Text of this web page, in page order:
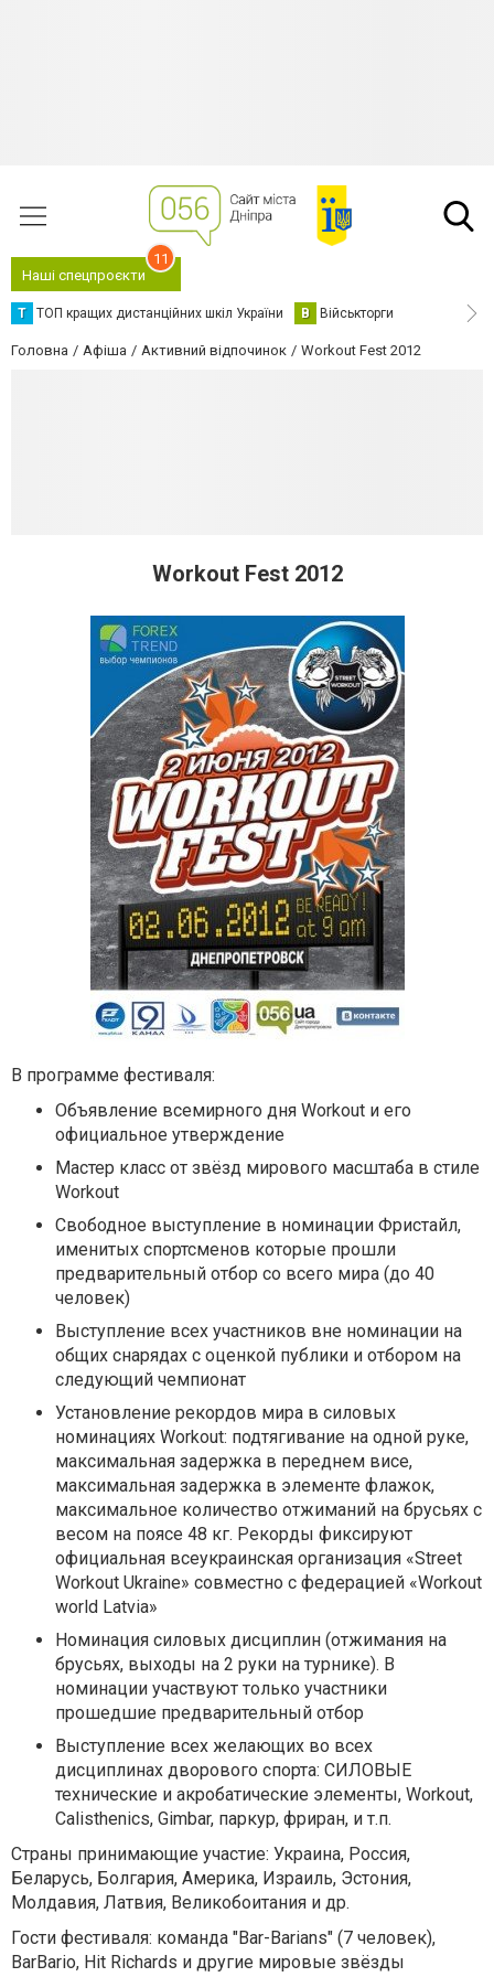
Наші спецпроєкти
11
Т ТОП кращих дистанційних шкіл України В Військторги
Головна Афіша Активний відпочинок Workout Fest 2012
Workout Fest 2012
В программе фестиваля:
Объявление всемирного дня Workout и его
официальное утверждение
Мастер класс от звёзд мирового масштаба в стиле
Workout
Свободное выступление в номинации Фристайл,
именитых спортсменов которые прошли
предварительный отбор со всего мира (до 40
человек)
Выступление всех участников вне номинации на
общих снарядах с оценкой публики и отбором на
следующий чемпионат
Установление рекордов мира в силовых
номинациях Workout: подтягивание на одной руке,
максимальная задержка в переднем висе,
максимальная задержка в элементе флажок,
максимальное количество отжиманий на брусьях с
весом на поясе 48 кг. Рекорды фиксируют
официальная всеукраинская организация «Street
Workout Ukraine» совместно с федерацией «Workout
world Latvia»
Номинация силовых дисциплин (отжимания на
брусьях, выходы на 2 руки на турнике). В
номинации участвуют только участники
прошедшие предварительный отбор
Выступление всех желающих во всех
дисциплинах дворового спорта: СИЛОВЫЕ
технические и акробатические элементы, Workout,
Calisthenics, Gimbar, паркур, фриран, и т.п.
Страны принимающие участие: Украина, Россия,
Беларусь, Болгария, Америка, Израиль, Эстония,
Молдавия, Латвия, Великобоитания и др.
Гости фестиваля: команда "Bar-Barians" (7 человек),
BarBario, Hit Richards и другие мировые звёзды